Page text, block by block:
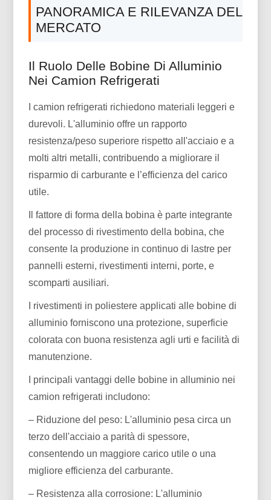
PANORAMICA E RILEVANZA DEL
MERCATO
Il Ruolo Delle Bobine Di Alluminio
Nei Camion Refrigerati
I camion refrigerati richiedono materiali leggeri e
durevoli. L'alluminio offre un rapporto
resistenza/peso superiore rispetto all'acciaio e a
molti altri metalli, contribuendo a migliorare il
risparmio di carburante e l’efficienza del carico
utile.
Il fattore di forma della bobina è parte integrante
del processo di rivestimento della bobina, che
consente la produzione in continuo di lastre per
pannelli esterni, rivestimenti interni, porte, e
scomparti ausiliari.
I rivestimenti in poliestere applicati alle bobine di
alluminio forniscono una protezione, superficie
colorata con buona resistenza agli urti e facilità di
manutenzione.
I principali vantaggi delle bobine in alluminio nei
camion refrigerati includono:
– Riduzione del peso: L'alluminio pesa circa un
terzo dell'acciaio a parità di spessore,
consentendo un maggiore carico utile o una
migliore efficienza del carburante.
– Resistenza alla corrosione: L'alluminio